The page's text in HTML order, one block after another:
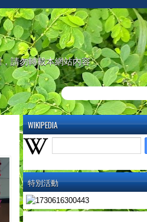
請勿轉載本網站內容
WIKIPEDIA
特別活動